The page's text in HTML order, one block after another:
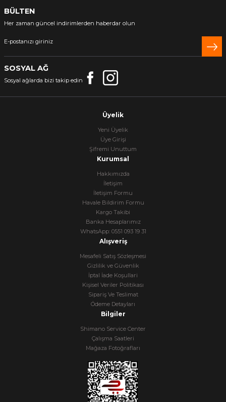
BÜLTEN
Her zaman güncel indirimlerden haberdar olun
SOSYAL AĞ
Sosyal ağlarda bizi takip edin
Üyelik
Yeni Üyelik
Üye Girişi
Şifremi Unuttum
Kurumsal
Hakkımızda
İletişim
İletişim Formu
Havale Bildirim Formu
Kargo Takibi
Banka Hesaplarımız
WhatsApp: 0551 093 19 31
Alışveriş
Mesafeli Satış Sözleşmesi
Gizlilik ve Güvenlik
İptal İade Koşullari
Kişisel Veriler Politikası
Sipariş Ve Teslimat
Ödeme Detayları
Bilgiler
Shimano Service Center
Çalışma Saatleri
Mağaza Fotoğrafları